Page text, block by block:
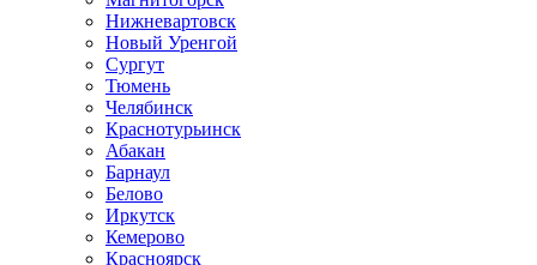
Нижневартовск
Новый Уренгой
Сургут
Тюмень
Челябинск
Краснотурьинск
Абакан
Барнаул
Белово
Иркутск
Кемерово
Красноярск